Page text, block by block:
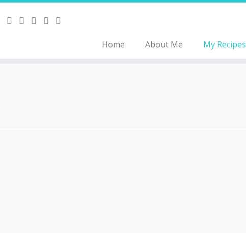
Home About Me My Recipes